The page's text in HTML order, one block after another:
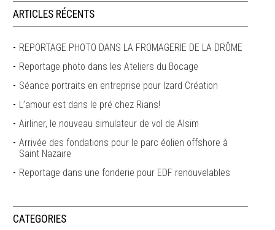
ARTICLES RÉCENTS
REPORTAGE PHOTO DANS LA FROMAGERIE DE LA DRÔME
Reportage photo dans les Ateliers du Bocage
Séance portraits en entreprise pour Izard Création
L’amour est dans le pré chez Rians!
Airliner, le nouveau simulateur de vol de Alsim
Arrivée des fondations pour le parc éolien offshore à
Saint Nazaire
Reportage dans une fonderie pour EDF renouvelables
CATEGORIES